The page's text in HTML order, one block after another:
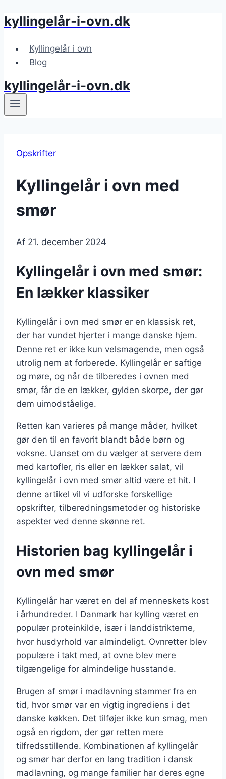
Fortsæt
indhold
kyllingelår-i-ovn.dk
Kyllingelår i ovn
Blog
kyllingelår-i-ovn.dk
Opskrifter
Kyllingelår i ovn med
smør
Af 21. december 2024
Kyllingelår i ovn med smør:
En lækker klassiker
Kyllingelår i ovn med smør er en klassisk ret,
der har vundet hjerter i mange danske hjem.
Denne ret er ikke kun velsmagende, men også
utrolig nem at forberede. Kyllingelår er saftige
og møre, og når de tilberedes i ovnen med
smør, får de en lækker, gylden skorpe, der gør
dem uimodståelige.
Retten kan varieres på mange måder, hvilket
gør den til en favorit blandt både børn og
voksne. Uanset om du vælger at servere dem
med kartofler, ris eller en lækker salat, vil
kyllingelår i ovn med smør altid være et hit. I
denne artikel vil vi udforske forskellige
opskrifter, tilberedningsmetoder og historiske
aspekter ved denne skønne ret.
Historien bag kyllingelår i
ovn med smør
Kyllingelår har været en del af menneskets kost
i århundreder. I Danmark har kylling været en
populær proteinkilde, især i landdistrikterne,
hvor husdyrhold var almindeligt. Ovnretter blev
populære i takt med, at ovne blev mere
tilgængelige for almindelige husstande.
Brugen af smør i madlavning stammer fra en
tid, hvor smør var en vigtig ingrediens i det
danske køkken. Det tilføjer ikke kun smag, men
også en rigdom, der gør retten mere
tilfredsstillende. Kombinationen af kyllingelår
og smør har derfor en lang tradition i dansk
madlavning, og mange familier har deres egne